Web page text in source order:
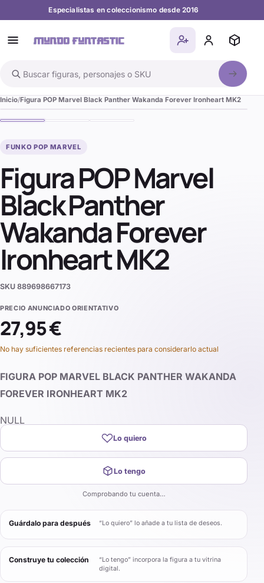
Especialistas en coleccionismo desde 2016
Buscar en el catálogo
Inicio Figura POP Marvel Black Panther Wakanda Forever Ironheart MK2
FUNKO POP MARVEL
Figura POP Marvel
Black Panther
Wakanda Forever
Ironheart MK2
SKU 889698667173
PRECIO ANUNCIADO ORIENTATIVO
27,95 €
No hay suficientes referencias recientes para considerarlo actual
FIGURA POP MARVEL BLACK PANTHER WAKANDA
FOREVER IRONHEART MK2
NULL
Lo quiero
Lo tengo
Comprobando tu cuenta…
Guárdalo para después “Lo quiero” lo añade a tu lista de deseos.
Construye tu colección
“Lo tengo” incorpora la figura a tu vitrina
digital.